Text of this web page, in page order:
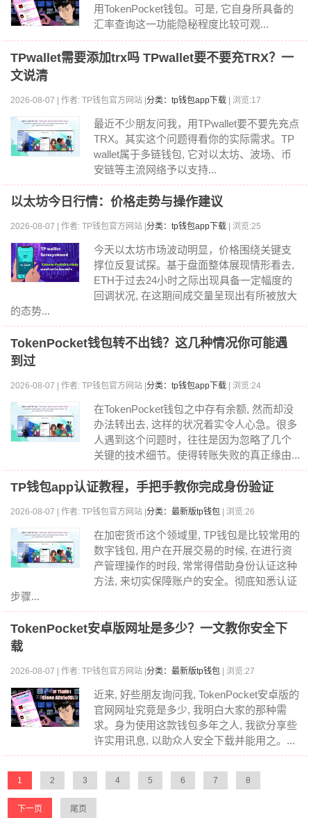
用TokenPocket钱包。可是, 它自身所具备的
汇率查询这一功能隐秘程度比较可观...
TPwallet需要添加trx吗 TPwallet要不要充TRX？一
文说清
2026-08-07 | 作者: TP钱包官方网站 | 分类：tp钱包app下载 | 浏览:17
最近不少朋友问我，用TPwallet要不要先充点
TRX。其实这个问题得看你的实际需求。TP
wallet属于多链钱包, 它对以太坊、波场、币
安链等主流网络予以支持...
以太坊今日行情：价格走势与操作建议
2026-08-07 | 作者: TP钱包官方网站 | 分类：tp钱包app下载 | 浏览:25
今天以太坊市场波动明显，价格围绕关键支
撑位反复试探。基于盘面整体展现情形看去,
ETH于过去24小时之际出现具备一定幅度的
回调状况, 在这期间成交量呈现出有所被放大
的态势...
TokenPocket钱包转不出钱？这几种情况你可能遇
到过
2026-08-07 | 作者: TP钱包官方网站 | 分类：tp钱包app下载 | 浏览:24
在TokenPocket钱包之中存有余额, 然而却没
办法转出去, 这样的状况着实令人心急。很多
人遇到这个问题时，往往是因为忽略了几个
关键的技术细节。使得转账失败的真正缘由...
TP钱包app认证教程，手把手教你完成身份验证
2026-08-07 | 作者: TP钱包官方网站 | 分类：最新版tp钱包 | 浏览:26
在加密货币这个领域里, TP钱包是比较常用的
数字钱包, 用户在开展交易的时候, 在进行资
产管理操作的时段, 常常得借助身份认证这种
方法, 来切实保障账户的安全。彻底知悉认证
步骤...
TokenPocket安卓版网址是多少？一文教你安全下
载
2026-08-07 | 作者: TP钱包官方网站 | 分类：最新版tp钱包 | 浏览:27
近来, 好些朋友询问我, TokenPocket安卓版的
官网网址究竟是多少, 我明白大家的那种需
求。身为使用这款钱包多年之人, 我欲分享些
许实用讯息, 以助众人安全下载并能用之。...
1 2 3 4 5 6 7 8
下一页 尾页